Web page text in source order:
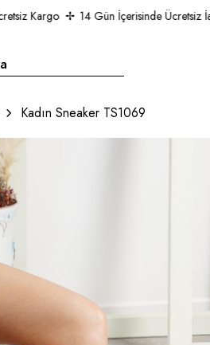
Kargo 14 Gün İçerisinde Ücretsiz İade
Kadın Sneaker TS1069